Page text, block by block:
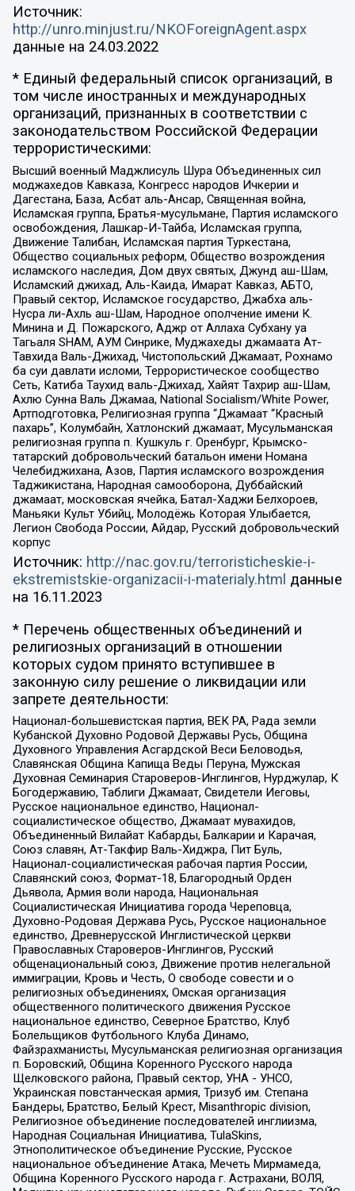
Источник:
http://unro.minjust.ru/NKOForeignAgent.aspx
данные на 24.03.2022
* Единый федеральный список организаций, в
том числе иностранных и международных
организаций, признанных в соответствии с
законодательством Российской Федерации
террористическими:
Высший военный Маджлисуль Шура Объединенных сил
моджахедов Кавказа, Конгресс народов Ичкерии и
Дагестана, База, Асбат аль-Ансар, Священная война,
Исламская группа, Братья-мусульмане, Партия исламского
освобождения, Лашкар-И-Тайба, Исламская группа,
Движение Талибан, Исламская партия Туркестана,
Общество социальных реформ, Общество возрождения
исламского наследия, Дом двух святых, Джунд аш-Шам,
Исламский джихад, Аль-Каида, Имарат Кавказ, АБТО,
Правый сектор, Исламское государство, Джабха аль-
Нусра ли-Ахль аш-Шам, Народное ополчение имени К.
Минина и Д. Пожарского, Аджр от Аллаха Субхану уа
Тагьаля SHAM, АУМ Синрике, Муджахеды джамаата Ат-
Тавхида Валь-Джихад, Чистопольский Джамаат, Рохнамо
ба суи давлати исломи, Террористическое сообщество
Сеть, Катиба Таухид валь-Джихад, Хайят Тахрир аш-Шам,
Ахлю Сунна Валь Джамаа, National Socialism/White Power,
Артподготовка, Религиозная группа “Джамаат “Красный
пахарь”, Колумбайн, Хатлонский джамаат, Мусульманская
религиозная группа п. Кушкуль г. Оренбург, Крымско-
татарский добровольческий батальон имени Номана
Челебиджихана, Азов, Партия исламского возрождения
Таджикистана, Народная самооборона, Дуббайский
джамаат, московская ячейка, Батал-Хаджи Белхороев,
Маньяки Культ Убийц, Молодёжь Которая Улыбается,
Легион Свобода России, Айдар, Русский добровольческий
корпус
Источник: http://nac.gov.ru/terroristicheskie-i-
ekstremistskie-organizacii-i-materialy.html данные
на 16.11.2023
* Перечень общественных объединений и
религиозных организаций в отношении
которых судом принято вступившее в
законную силу решение о ликвидации или
запрете деятельности:
Национал-большевистская партия, ВЕК РА, Рада земли
Кубанской Духовно Родовой Державы Русь, Община
Духовного Управления Асгардской Веси Беловодья,
Славянская Община Капища Веды Перуна, Мужская
Духовная Семинария Староверов-Инглингов, Нурджулар, К
Богодержавию, Таблиги Джамаат, Свидетели Иеговы,
Русское национальное единство, Национал-
социалистическое общество, Джамаат мувахидов,
Объединенный Вилайат Кабарды, Балкарии и Карачая,
Союз славян, Ат-Такфир Валь-Хиджра, Пит Буль,
Национал-социалистическая рабочая партия России,
Славянский союз, Формат-18, Благородный Орден
Дьявола, Армия воли народа, Национальная
Социалистическая Инициатива города Череповца,
Духовно-Родовая Держава Русь, Русское национальное
единство, Древнерусской Инглистической церкви
Православных Староверов-Инглингов, Русский
общенациональный союз, Движение против нелегальной
иммиграции, Кровь и Честь, О свободе совести и о
религиозных объединениях, Омская организация
общественного политического движения Русское
национальное единство, Северное Братство, Клуб
Болельщиков Футбольного Клуба Динамо,
Файзрахманисты, Мусульманская религиозная организация
п. Боровский, Община Коренного Русского народа
Щелковского района, Правый сектор, УНА - УНСО,
Украинская повстанческая армия, Тризуб им. Степана
Бандеры, Братство, Белый Крест, Misanthropic division,
Религиозное объединение последователей инглиизма,
Народная Социальная Инициатива, TulaSkins,
Этнополитическое объединение Русские, Русское
национальное объединение Атака, Мечеть Мирмамеда,
Община Коренного Русского народа г. Астрахани, ВОЛЯ,